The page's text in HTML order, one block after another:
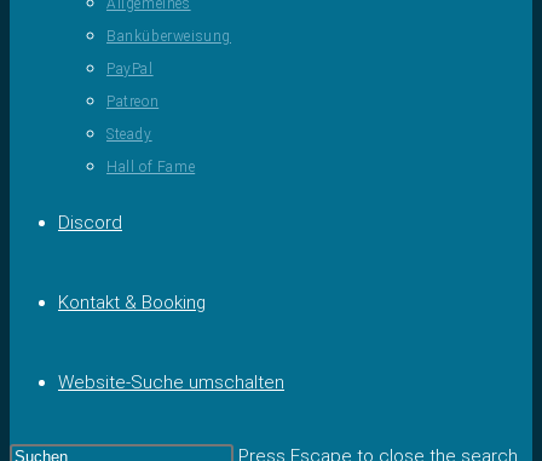
Allgemeines
Banküberweisung
PayPal
Patreon
Steady
Hall of Fame
Discord
Kontakt & Booking
Website-Suche umschalten
Press Escape to close the search